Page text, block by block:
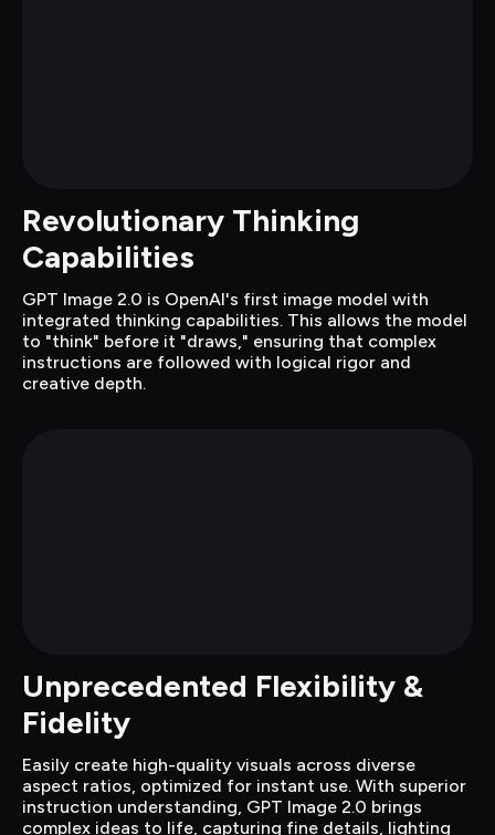
Revolutionary Thinking
Capabilities
GPT Image 2.0 is OpenAI's first image model with
integrated thinking capabilities. This allows the model
to "think" before it "draws," ensuring that complex
instructions are followed with logical rigor and
creative depth.
Unprecedented Flexibility &
Fidelity
Easily create high-quality visuals across diverse
aspect ratios, optimized for instant use. With superior
instruction understanding, GPT Image 2.0 brings
complex ideas to life, capturing fine details, lighting